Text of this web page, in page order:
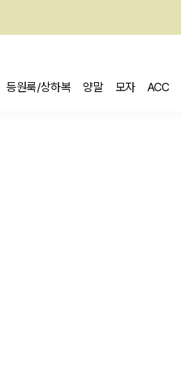
등원룩/상하복 양말 모자 ACC